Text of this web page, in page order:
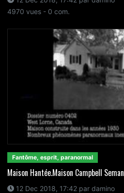
4970 vues - 0 com.
Fantôme, esprit, paranormal
Maison Hantée.Maison Campbell Seman
12 Dec 2018, 17:42 par damino